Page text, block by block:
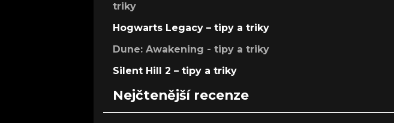
triky
Hogwarts Legacy – tipy a triky
Dune: Awakening - tipy a triky
Silent Hill 2 – tipy a triky
Nejčtenější recenze